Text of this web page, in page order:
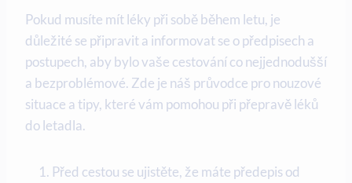
Pokud musíte mít léky při sobě během letu, je
důležité se připravit a informovat se o předpisech a
postupech, aby bylo vaše cestování co nejjednodušší
a bezproblémové. Zde je náš průvodce pro nouzové
situace a tipy, které vám pomohou při přepravě léků
do letadla.
Před cestou se ujistěte, že máte předepis od